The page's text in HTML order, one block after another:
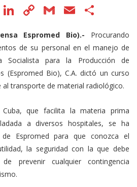
Message
LinkedIn
Copy
Link
GmailEmail
Espromed Bio).- Procurando
de su personal en el manejo de
Socialista para la Producción de
(Espromed Bio), C.A. dictó un curso
transporte de material radiológico.
que facilita la materia prima
a diversos hospitales, se ha
Espromed para que conozca el
la seguridad con la que debe
prevenir cualquier contingencia